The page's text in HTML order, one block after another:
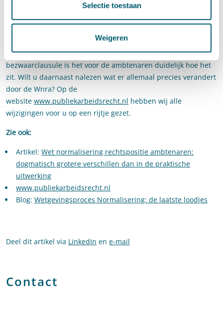
Selectie toestaan
Weigeren
bekendmaking van dit besluit een bezwaarschrift kunt
indienen en een eventueel bezwaarschrift ook als zodanig
Door het opnemen van het overgangsrecht in de
bezwaarclausule is het voor de ambtenaren duidelijk hoe het
zit. Wilt u daarnaast nalezen wat er allemaal precies verandert
door de Wnra? Op de
website www.publiekarbeidsrecht.nl hebben wij alle
wijzigingen voor u op een rijtje gezet.
Zie ook:
Artikel: Wet normalisering rechtspositie ambtenaren:
dogmatisch grotere verschillen dan in de praktische
uitwerking
www.publiekarbeidsrecht.nl
Blog: Wetgevingsproces Normalisering: de laatste loodjes
Deel dit artikel via LinkedIn en e-mail
Contact